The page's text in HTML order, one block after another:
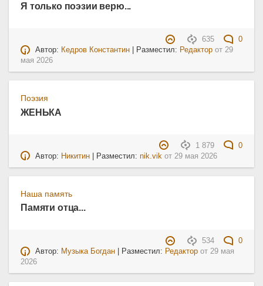
Я только поэзии верю...
635
0
Автор: Кедров Константин | Разместил: Редактор от29
мая 2026
Поэзия
ЖЕНЬКА
1 879
0
Автор: Никитин | Разместил:nik.vik от 29 мая 2026
Наша память
Памяти отца...
534
0
Автор: Музыка Богдан | Разместил: Редактор от29 мая
2026